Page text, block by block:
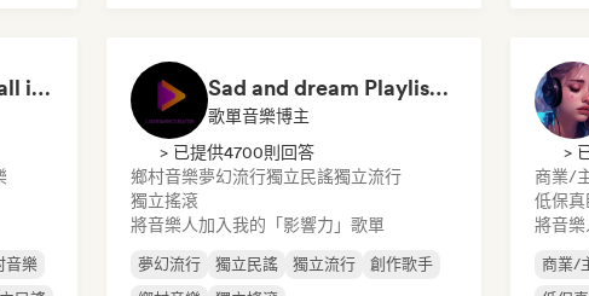
Songs to chill and fall in love
音樂
Sad and dream Playlist by Ladaniwski
歌單音樂博主
> 已提供4700則回答
鄉村音樂夢幻流行獨立民謠獨立流行
獨立搖滾
將音樂人加入我的「影響力」歌單
夢幻流行 獨立民謠 獨立流行
創作歌手
>
商業/
低保
將音
商業/